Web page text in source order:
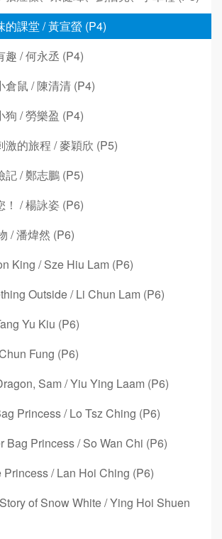
的課堂 / 黃宣螢 (P4)
趣 / 何永丞 (P4)
倉鼠 / 陳清清 (P4)
狗 / 勞樂盈 (P4)
激的旅程 / 麥穎欣 (P5)
記 / 鄭志鵬 (P5)
！ / 楊詠姿 (P6)
/ 潘煒然 (P6)
King / Sze Hiu Lam (P6)
Outside / Li Chun Lam (P6)
Yu Kiu (P6)
Fung (P6)
Sam / Yiu Ying Laam (P6)
Princess / Lo Tsz Ching (P6)
Bag Princess / So Wan Chi (P6)
Princess / Lan Hoi Ching (P6)
of Snow White / Ying Hoi Shuen